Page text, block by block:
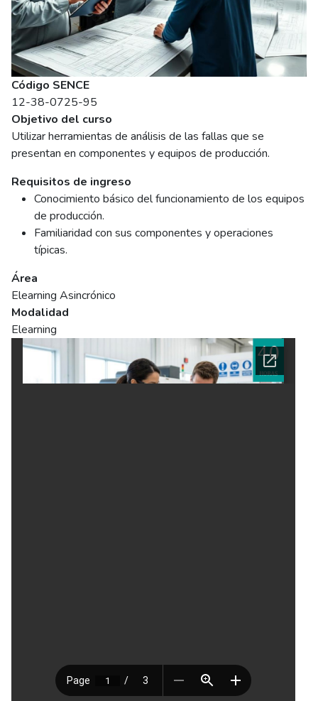
Código SENCE
12-38-0725-95
Objetivo del curso
Utilizar herramientas de análisis de las fallas que se
presentan en componentes y equipos de producción.
Requisitos de ingreso
Conocimiento básico del funcionamiento de los equipos
de producción.
Familiaridad con sus componentes y operaciones
típicas.
Área
Elearning Asincrónico
Modalidad
Elearning
Ficha del curso